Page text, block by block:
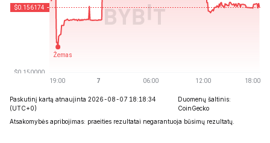
Paskutinį kartą atnaujinta 2026-08-07 18:18:34
(UTC+0)
Duomenų šaltinis:
CoinGecko
Atsakomybės apribojimas: praeities rezultatai negarantuoja būsimų rezultatų.